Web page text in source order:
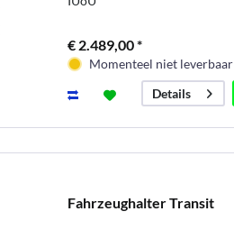
€ 2.489,00 *
Momenteel niet leverbaar
Details
Fahrzeughalter Transit